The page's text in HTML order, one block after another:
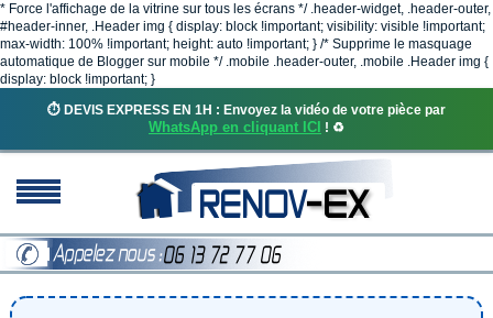
* Force l'affichage de la vitrine sur tous les écrans */ .header-widget, .header-outer,
#header-inner, .Header img { display: block !important; visibility: visible !important;
max-width: 100% !important; height: auto !important; } /* Supprime le masquage
automatique de Blogger sur mobile */ .mobile .header-outer, .mobile .Header img {
display: block !important; }
⏱️ DEVIS EXPRESS EN 1H : Envoyez la vidéo de votre pièce par
WhatsApp en cliquant ICI ! ♻️